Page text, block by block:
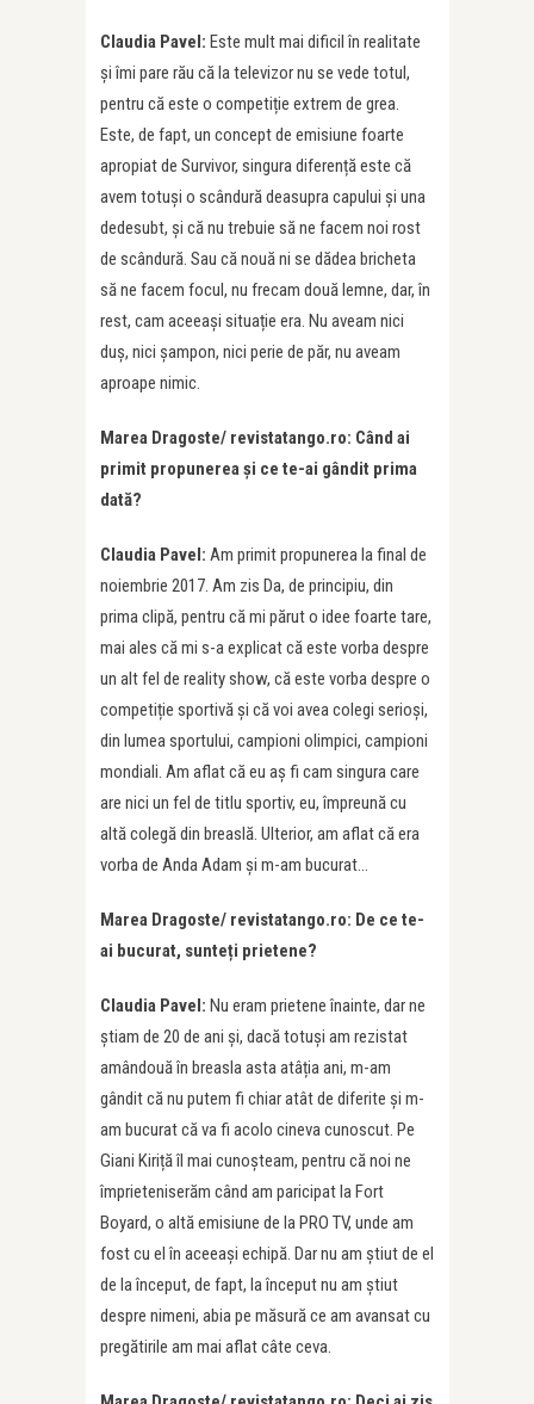
Claudia Pavel: Este mult mai dificil în realitate
și îmi pare rău că la televizor nu se vede totul,
pentru că este o competiție extrem de grea.
Este, de fapt, un concept de emisiune foarte
apropiat de Survivor, singura diferență este că
avem totuși o scândură deasupra capului și una
dedesubt, și că nu trebuie să ne facem noi rost
de scândură. Sau că nouă ni se dădea bricheta
să ne facem focul, nu frecam două lemne, dar, în
rest, cam aceeași situație era. Nu aveam nici
duș, nici șampon, nici perie de păr, nu aveam
aproape nimic.
Marea Dragoste/ revistatango.ro: Când ai
primit propunerea și ce te-ai gândit prima
dată?
Claudia Pavel: Am primit propunerea la final de
noiembrie 2017. Am zis Da, de principiu, din
prima clipă, pentru că mi părut o idee foarte tare,
mai ales că mi s-a explicat că este vorba despre
un alt fel de reality show, că este vorba despre o
competiție sportivă și că voi avea colegi serioși,
din lumea sportului, campioni olimpici, campioni
mondiali. Am aflat că eu aș fi cam singura care
are nici un fel de titlu sportiv, eu, împreună cu
altă colegă din breaslă. Ulterior, am aflat că era
vorba de Anda Adam și m-am bucurat…
Marea Dragoste/ revistatango.ro: De ce te-
ai bucurat, sunteți prietene?
Claudia Pavel: Nu eram prietene înainte, dar ne
știam de 20 de ani și, dacă totuși am rezistat
amândouă în breasla asta atâția ani, m-am
gândit că nu putem fi chiar atât de diferite și m-
am bucurat că va fi acolo cineva cunoscut. Pe
Giani Kiriță îl mai cunoșteam, pentru că noi ne
împrieteniserăm când am paricipat la Fort
Boyard, o altă emisiune de la PRO TV, unde am
fost cu el în aceeași echipă. Dar nu am știut de el
de la început, de fapt, la început nu am știut
despre nimeni, abia pe măsură ce am avansat cu
pregătirile am mai aflat câte ceva.